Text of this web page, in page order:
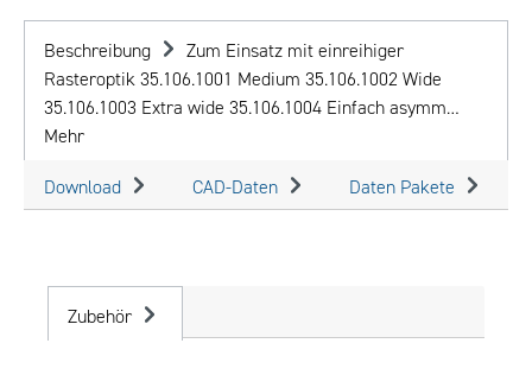
Beschreibung
Zum Einsatz mit einreihiger
Rasteroptik 35.106.1001 Medium 35.106.1002 Wide
35.106.1003 Extra wide 35.106.1004 Einfach asymm…
Mehr
Download CAD-Daten Daten Pakete
Zubehör